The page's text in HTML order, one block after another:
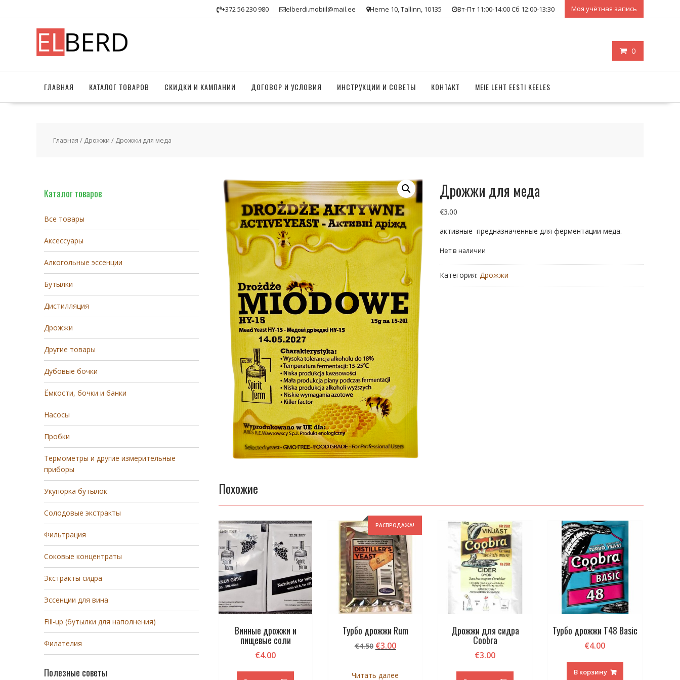
содержимому
+372 56 230 980 elberdi.mobiil@mail.ee Herne 10, Tallinn, 10135 Вт-Пт 11:00-14:00 Сб 12:00-13:30 Моя учётная запись
0
ГЛАВНАЯ КАТАЛОГ ТОВАРОВ СКИДКИ И КАМПАНИИ ДОГОВОР И УСЛОВИЯ ИНСТРУКЦИИ И СОВЕТЫ КОНТАКТ MEIE LEHT EESTI KEELES
Главная / Дрожжи / Дрожжи для меда
Дрожжи для меда
€3.00
активные предназначенные для ферментации меда.
Нет в наличии
Категория: Дрожжи
Похожие
Винные дрожжи и
пищевые соли
€4.00
РАСПРОДАЖА!
Турбо дрожжи Rum
€4.50 Первоначальная
€3.00Текущая
Читать далее
Дрожжи для сидра
Coobra
€3.00
Турбо дрожжи T48 Basic
€4.00
В корзину
Каталог товаров
Все товары
Аксессуары
Алкогольные эссенции
Бутылки
Дистилляция
Дрожжи
Другие товары
Дубовые бочки
Ёмкости, бочки и банки
Насосы
Пробки
Термометры и другие измерительные
приборы
Укупорка бутылок
Солодовые экстракты
Фильтрация
Соковые концентраты
Экстракты сидра
Эссенции для вина
Fill-up (бутылки для наполнения)
Филателия
Полезные советы